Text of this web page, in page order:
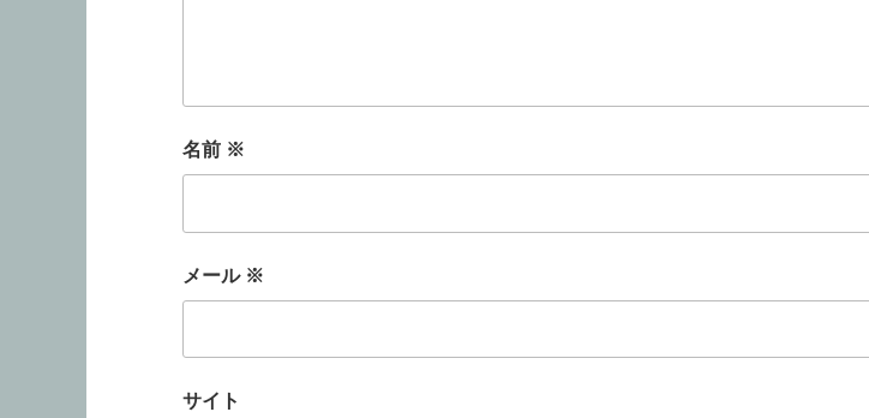
名前 ※
メール ※
サイト